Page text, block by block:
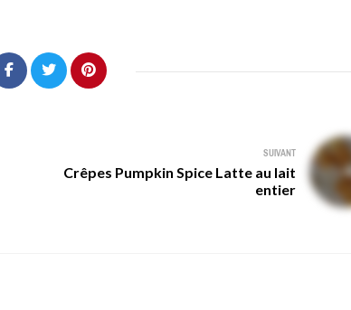
SUIVANT
Crêpes Pumpkin Spice Latte au lait
entier